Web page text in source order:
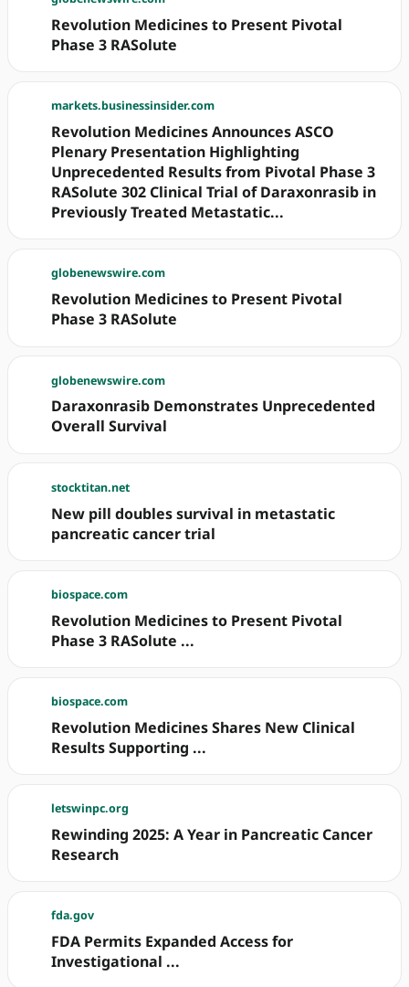
Revolution Medicines to Present Pivotal
Phase 3 RASolute
markets.businessinsider.com
Revolution Medicines Announces ASCO
Plenary Presentation Highlighting
Unprecedented Results from Pivotal Phase 3
RASolute 302 Clinical Trial of Daraxonrasib in
Previously Treated Metastatic...
globenewswire.com
Revolution Medicines to Present Pivotal
Phase 3 RASolute
globenewswire.com
Daraxonrasib Demonstrates Unprecedented
Overall Survival
stocktitan.net
New pill doubles survival in metastatic
pancreatic cancer trial
biospace.com
Revolution Medicines to Present Pivotal
Phase 3 RASolute ...
biospace.com
Revolution Medicines Shares New Clinical
Results Supporting ...
letswinpc.org
Rewinding 2025: A Year in Pancreatic Cancer
Research
fda.gov
FDA Permits Expanded Access for
Investigational ...